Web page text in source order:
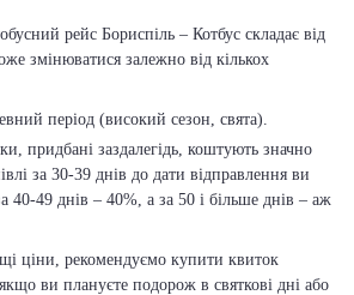
рейс Бориспіль – Котбус складає від
змінюватися залежно від кількох
період (високий сезон, свята).
придбані заздалегідь, коштують значно
за 30-39 днів до дати відправлення ви
40-49 днів – 40%, а за 50 і більше днів – аж
ціни, рекомендуємо купити квиток
ви плануєте подорож в святкові дні або